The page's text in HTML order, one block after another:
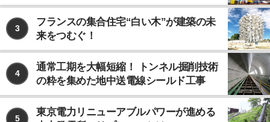
3
フランスの集合住宅“白い木”が建築の未
来をつむぐ！
4
通常工期を大幅短縮！ トンネル掘削技術
の粋を集めた地中送電線シールド工事
5
東京電力リニューアブルパワーが進める